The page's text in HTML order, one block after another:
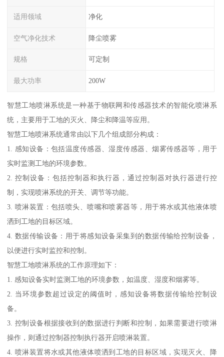
适用领域 净化
空气净化技术 降尘喷雾
规格 可定制
最大功率 200W
智慧工地喷淋系统是一种基于物联网和传感器技术的智能化喷淋系
统，主要用于工地的灭火、降尘和降温等应用。
智慧工地喷淋系统通常由以下几个组成部分构成：
1. 感知设备：包括温度传感器、湿度传感器、烟雾传感器等，用于
实时监测工地的环境参数。
2. 控制设备：包括控制器和执行器，通过控制器对执行器进行控
制，实现喷淋系统的开关、调节等功能。
3. 喷淋装置：包括喷头、喷嘴和喷雾器等，用于将水或其他液体喷
洒到工地的目标区域。
4. 数据传输设备：用于将感知设备采集到的数据传输给控制设备，
以便进行实时监控和控制。
智慧工地喷淋系统的工作原理如下：
1. 感知设备实时监测工地的环境参数，如温度、湿度和烟雾等。
2. 当环境参数超过设定的阈值时，感知设备将数据传输给控制设
备。
3. 控制设备根据接收到的数据进行判断和控制，如果需要进行喷淋
操作，则通过控制器控制执行器开启喷淋装置。
4. 喷淋装置将水或其他液体喷洒到工地的目标区域，实现灭火、降